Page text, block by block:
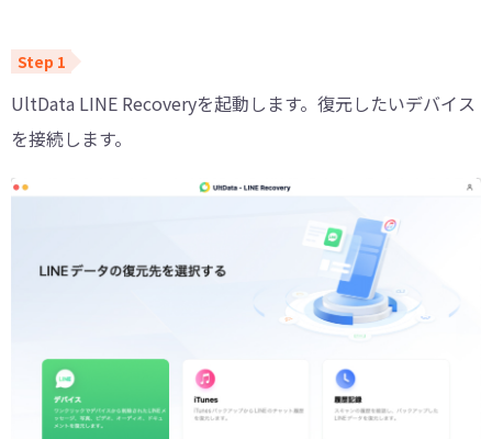
UltData LINE Recoveryを起動します。復元したいデバイス
を接続します。